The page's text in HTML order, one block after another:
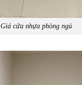
Giá cửa nhựa phòng ngủ